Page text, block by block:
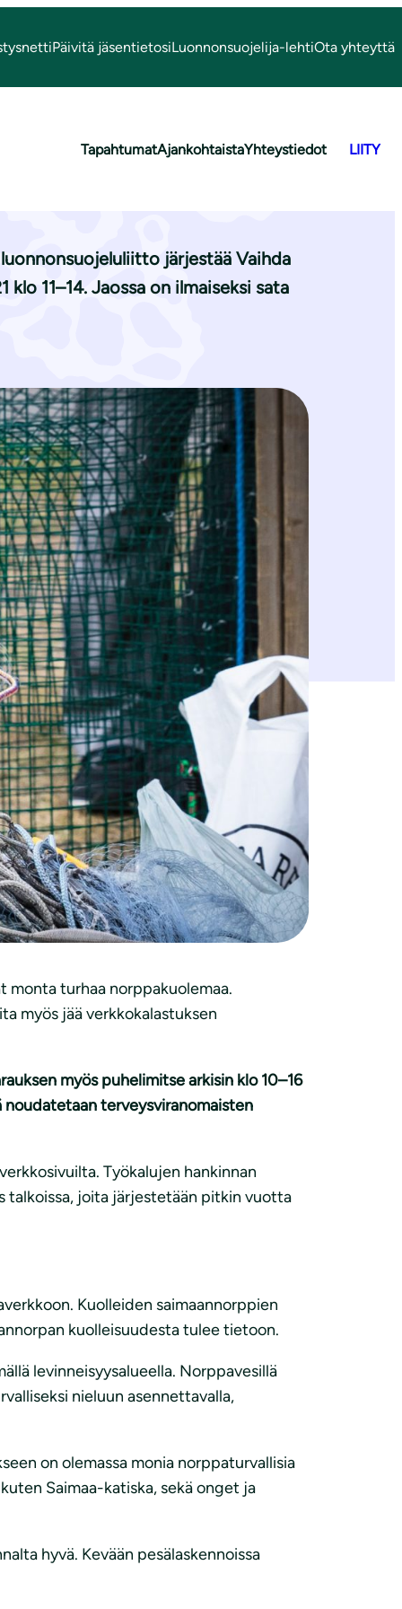
Päivitä jäsentietosiLuonnonsuojelija-lehtiOta yhteyttä
TapahtumatAjankohtaistaYhteystiedot LIITY
Ristiinassa
järjestää Vaihda
11–14. Jaossa on ilmaiseksi sata
lauantaina 12. kesäkuuta 2021 klo
norppaturvalliseen
Halutessaan
norppa-alueilla, esimerkiksi Yövedellä
norppa ja jossa jokaisen yksilön
monta turhaa norppakuolemaa.
myös jää verkkokalastuksen
myös puhelimitse arkisin klo 10–16
noudatetaan terveysviranomaisten
Työkalujen hankinnan
talkoissa, joita järjestetään pitkin vuotta
Kuolleiden saimaannorppien
kuolleisuudesta tulee tietoon.
levinneisyysalueella. Norppavesillä
nieluun asennettavalla,
on olemassa monia norppaturvallisia
Saimaa-katiska, sekä onget ja
hyvä. Kevään pesälaskennoissa